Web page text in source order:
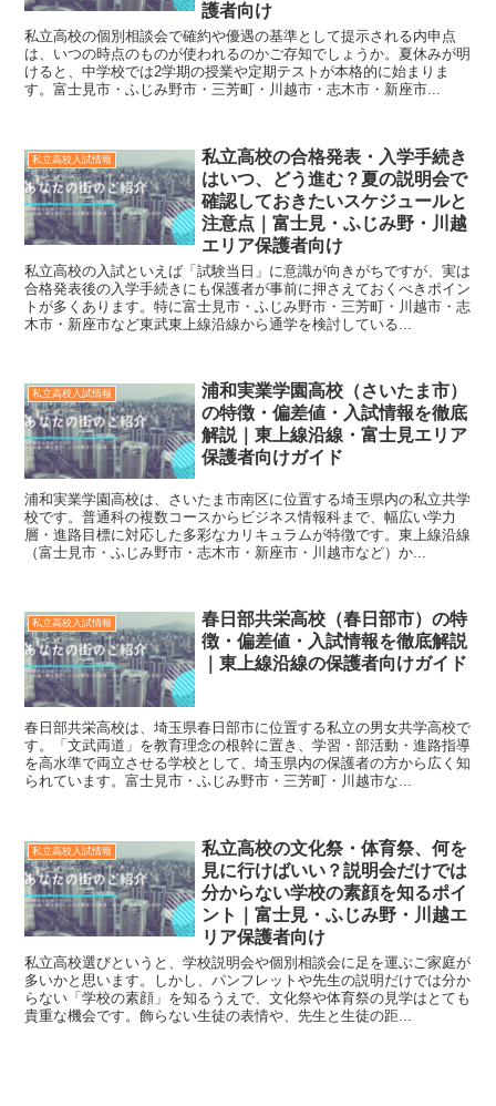
護者向け
私立高校の個別相談会で確約や優遇の基準として提示される内申点
は、いつの時点のものが使われるのかご存知でしょうか。夏休みが明
けると、中学校では2学期の授業や定期テストが本格的に始まりま
す。富士見市・ふじみ野市・三芳町・川越市・志木市・新座市...
私立高校入試情報
私立高校の合格発表・入学手続き
はいつ、どう進む？夏の説明会で
確認しておきたいスケジュールと
注意点｜富士見・ふじみ野・川越
エリア保護者向け
私立高校の入試といえば「試験当日」に意識が向きがちですが、実は
合格発表後の入学手続きにも保護者が事前に押さえておくべきポイン
トが多くあります。特に富士見市・ふじみ野市・三芳町・川越市・志
木市・新座市など東武東上線沿線から通学を検討している...
私立高校入試情報
浦和実業学園高校（さいたま市）
の特徴・偏差値・入試情報を徹底
解説｜東上線沿線・富士見エリア
保護者向けガイド
浦和実業学園高校は、さいたま市南区に位置する埼玉県内の私立共学
校です。普通科の複数コースからビジネス情報科まで、幅広い学力
層・進路目標に対応した多彩なカリキュラムが特徴です。東上線沿線
（富士見市・ふじみ野市・志木市・新座市・川越市など）か...
私立高校入試情報
春日部共栄高校（春日部市）の特
徴・偏差値・入試情報を徹底解説
｜東上線沿線の保護者向けガイド
春日部共栄高校は、埼玉県春日部市に位置する私立の男女共学高校で
す。「文武両道」を教育理念の根幹に置き、学習・部活動・進路指導
を高水準で両立させる学校として、埼玉県内の保護者の方から広く知
られています。富士見市・ふじみ野市・三芳町・川越市な...
私立高校入試情報
私立高校の文化祭・体育祭、何を
見に行けばいい？説明会だけでは
分からない学校の素顔を知るポイ
ント｜富士見・ふじみ野・川越エ
リア保護者向け
私立高校選びというと、学校説明会や個別相談会に足を運ぶご家庭が
多いかと思います。しかし、パンフレットや先生の説明だけでは分か
らない「学校の素顔」を知るうえで、文化祭や体育祭の見学はとても
貴重な機会です。飾らない生徒の表情や、先生と生徒の距...